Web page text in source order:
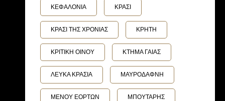
ΚΕΦΑΛΟΝΙΑ ΚΡΑΣΙ
ΚΡΑΣΙ ΤΗΣ ΧΡΟΝΙΑΣ ΚΡΗΤΗ
ΚΡΙΤΙΚΗ ΟΙΝΟΥ ΚΤΗΜΑ ΓΑΙΑΣ
ΛΕΥΚΑ ΚΡΑΣΙΑ ΜΑΥΡΟΔΑΦΝΗ
ΜΕΝΟΥ ΕΟΡΤΩΝ ΜΠΟΥΤΑΡΗΣ